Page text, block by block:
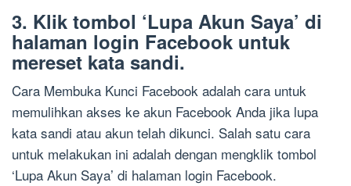
3. Klik tombol ‘Lupa Akun Saya’ di
halaman login Facebook untuk
mereset kata sandi.
Cara Membuka Kunci Facebook adalah cara untuk
memulihkan akses ke akun Facebook Anda jika lupa
kata sandi atau akun telah dikunci. Salah satu cara
untuk melakukan ini adalah dengan mengklik tombol
‘Lupa Akun Saya’ di halaman login Facebook.